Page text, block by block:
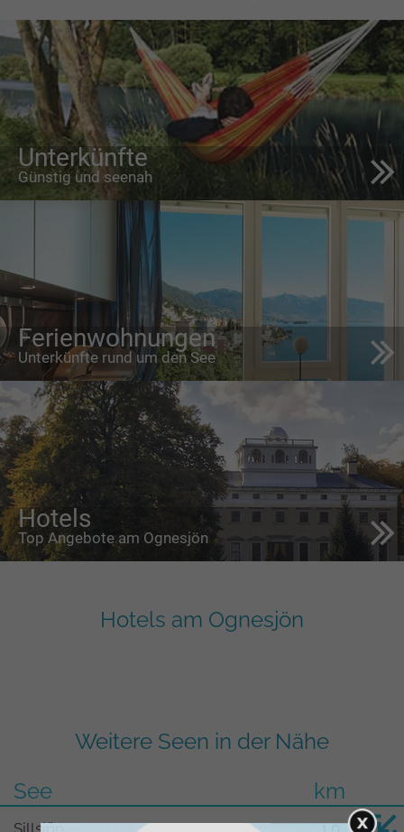
Unterkünfte
Günstig und seenah
Ferienwohnungen
Unterkünfte rund um den See
Hotels
Top Angebote am Ognesjön
Hotels am Ognesjön
Weitere Seen in der Nähe
See
km
Sillsjön 1,0